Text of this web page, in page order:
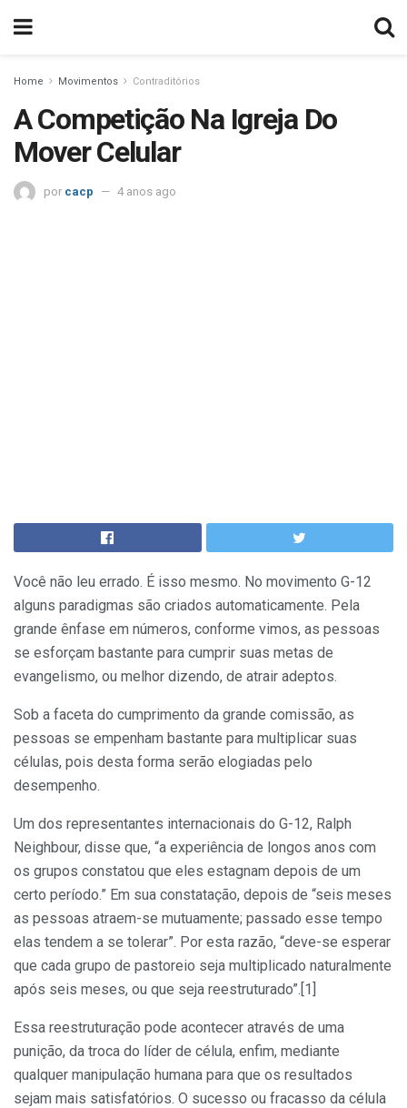
Home Movimentos Contraditórios
A Competição Na Igreja Do
Mover Celular
por cacp 4 anos ago
Você não leu errado. É isso mesmo. No movimento G-12
alguns paradigmas são criados automaticamente. Pela
grande ênfase em números, conforme vimos, as pessoas
se esforçam bastante para cumprir suas metas de
evangelismo, ou melhor dizendo, de atrair adeptos.
Sob a faceta do cumprimento da grande comissão, as
pessoas se empenham bastante para multiplicar suas
células, pois desta forma serão elogiadas pelo
desempenho.
Um dos representantes internacionais do G-12, Ralph
Neighbour, disse que, “a experiência de longos anos com
os grupos constatou que eles estagnam depois de um
certo período.” Em sua constatação, depois de “seis meses
as pessoas atraem-se mutuamente; passado esse tempo
elas tendem a se tolerar”. Por esta razão, “deve-se esperar
que cada grupo de pastoreio seja multiplicado naturalmente
após seis meses, ou que seja reestruturado”.[1]
Essa reestruturação pode acontecer através de uma
punição, da troca do líder de célula, enfim, mediante
qualquer manipulação humana para que os resultados
sejam mais satisfatórios. O sucesso ou fracasso da célula